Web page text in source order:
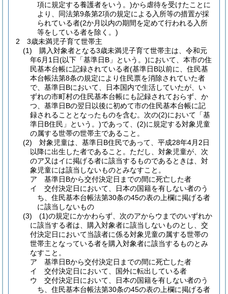
項に規定する養護者をいう。)から虐待を受けたことに
より、同法第9条第2項の規定による入所等の措置が採
られている者(2か月以内の期間を定めて行われる入所
等をしている者を除く。)
2 3歳未満児子育て世帯主
(1) 購入対象者となる3歳未満児子育て世帯主は、令和元
年6月1日(以下「基準日B」という。)において、本市の住
民基本台帳に記録されている者(基準日B以前に、住民基
本台帳法第8条の規定により住民票を消除されていた者
で、基準日Bにおいて、日本国内で生活していたが、い
ずれの市町村の住民基本台帳にも記録されておらず、か
つ、基準日Bの翌日以後に初めて市の住民基本台帳に記
録されることとなったものを含む。次の(2)において「基
準日B住民」という。)であって、(2)に規定する対象児童
の属する世帯の世帯主であること。
(2) 対象児童は、基準日B住民であって、平成28年4月2日
以降に出生した者であること。ただし、対象児童が、次
のア又はイに掲げる者に該当するものであるときは、対
象児童には該当しないものとみなすこと。
ア 基準日Bから交付決定日までの間に死亡した者
イ 交付決定日において、日本の国籍を有しない者のう
ち、住民基本台帳法第30条の45の表の上欄に掲げる者
に該当しないもの
(3) (1)の規定にかかわらず、次のアからウまでのいずれか
に該当する者は、購入対象者に該当しないものとし、交
付決定日において当該者に係る対象児童の属する世帯の
世帯主となっている者を購入対象者に該当するものとみ
なすこと。
ア 基準日Bから交付決定日までの間に死亡した者
イ 交付決定日において、国外に転出している者
ウ 交付決定日において、日本の国籍を有しない者のう
ち、住民基本台帳法第30条の45の表の上欄に掲げる者